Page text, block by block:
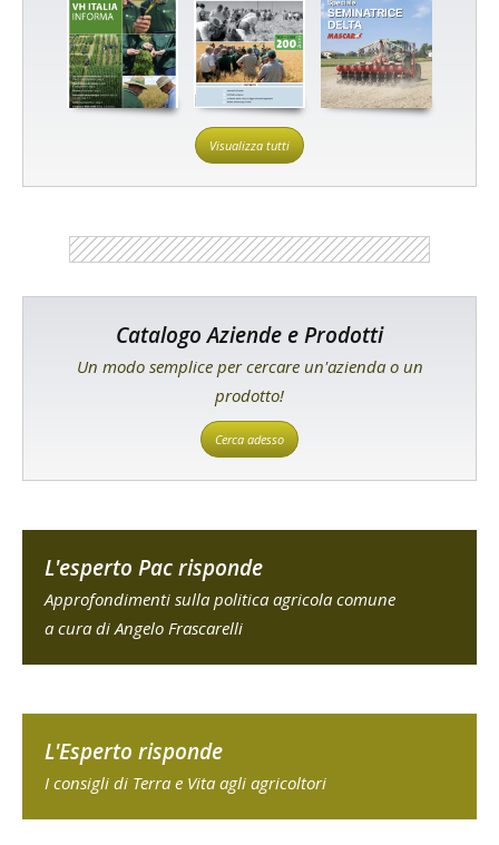
Visualizza tutti
Catalogo Aziende e Prodotti
Un modo semplice per cercare un'azienda o un
prodotto!
Cerca adesso
L'esperto Pac risponde
Approfondimenti sulla politica agricola comune
a cura di Angelo Frascarelli
L'Esperto risponde
I consigli di Terra e Vita agli agricoltori